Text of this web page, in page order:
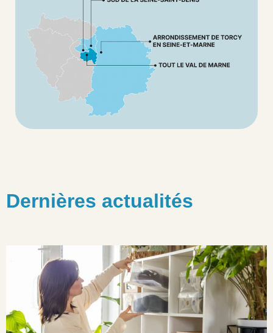
Dernières actualités